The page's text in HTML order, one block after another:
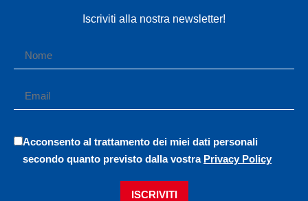
Iscriviti alla nostra newsletter!
Acconsento al trattamento dei miei dati personali
secondo quanto previsto dalla vostra Privacy Policy
ISCRIVITI